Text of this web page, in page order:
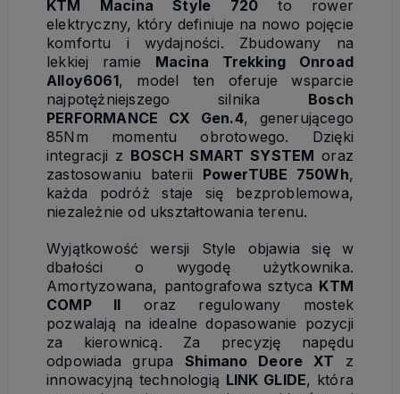
KTM Macina Style 720 to rower
elektryczny, który definiuje na nowo pojęcie
komfortu i wydajności. Zbudowany na
lekkiej ramie Macina Trekking Onroad
Alloy6061, model ten oferuje wsparcie
najpotężniejszego silnika Bosch
PERFORMANCE CX Gen.4, generującego
85Nm momentu obrotowego. Dzięki
integracji z BOSCH SMART SYSTEM oraz
zastosowaniu baterii PowerTUBE 750Wh,
każda podróż staje się bezproblemowa,
niezależnie od ukształtowania terenu.
Wyjątkowość wersji Style objawia się w
dbałości o wygodę użytkownika.
Amortyzowana, pantografowa sztyca KTM
COMP II oraz regulowany mostek
pozwalają na idealne dopasowanie pozycji
za kierownicą. Za precyzję napędu
odpowiada grupaShimano Deore XT z
innowacyjną technologią LINK GLIDE, która